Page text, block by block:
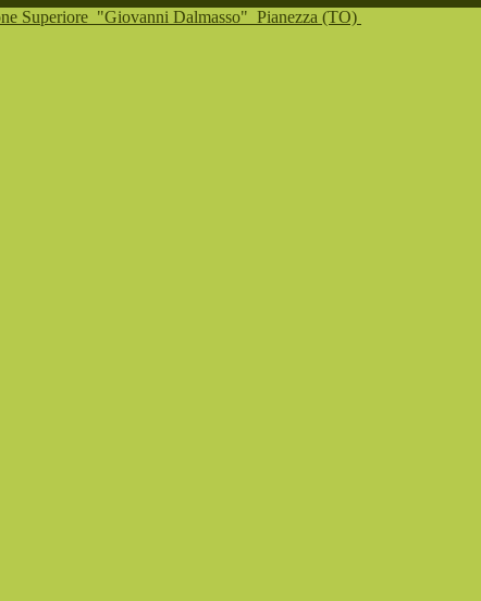
Superiore "Giovanni Dalmasso" Pianezza (TO)